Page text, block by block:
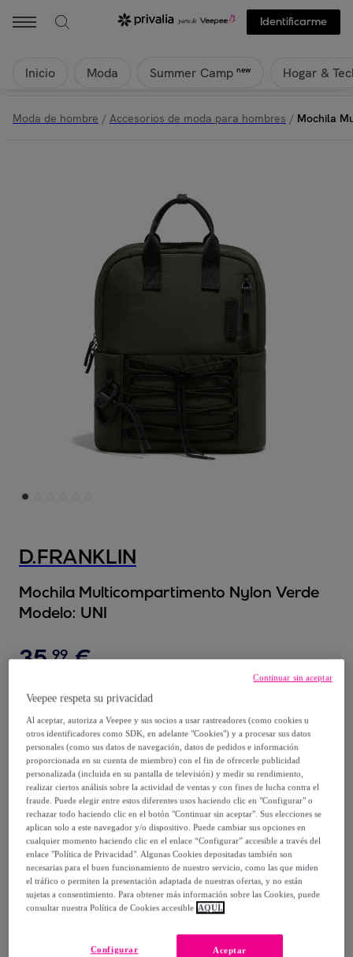
Identificarme
Inicio Moda Summer Camp new Hogar &
Moda de hombre / Accesorios de moda para hombres / Mochila
D.FRANKLIN
Mochila Multicompartimento Nylon Verde
Modelo: UNI
35,99 €
79, €
%
Vendido porD.Franklin
Están agotándose
Entrega
Entrega desde2,99 €
Veepee respeta su privacidad
Al aceptar, autoriza a Veepee y sus socios a usar rastreadores (como cookies u
otros identificadores como SDK, en adelante "Cookies") y a procesar sus datos
personales (como sus datos de navegación, datos de pedidos e información
proporcionada en su cuenta de miembro) con el fin de ofrecerle publicidad
personalizada (incluida en su pantalla de televisión) y medir su rendimiento,
realizar ciertos análisis sobre la actividad de ventas y con fines de lucha contra el
fraude. Puede elegir entre estos diferentes usos haciendo clic en "Configurar" o
rechazar todo haciendo clic en el botón "Continuar sin aceptar". Sus elecciones se
aplican solo a este navegador y/o dispositivo. Puede cambiar sus opciones en
cualquier momento haciendo clic en el enlace “Configurar” accesible a través del
enlace "Política de Privacidad". Algunas Cookies depositadas también son
necesarias para el buen funcionamiento de nuestro servicio, como las que miden
el tráfico o permiten la presentación adaptada de nuestras ofertas, y no están
sujetas a consentimiento. Para obtener más información sobre las Cookies, puede
consultar nuestra Política de Cookies accesible AQUÍ.
Aceptar
Configurar
Continuar sin aceptar